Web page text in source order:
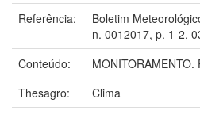
Referência:
Boletim
n. 0012017, p. 1-2,
Conteúdo:
MONITORAMENTO.
Thesagro:
Clima